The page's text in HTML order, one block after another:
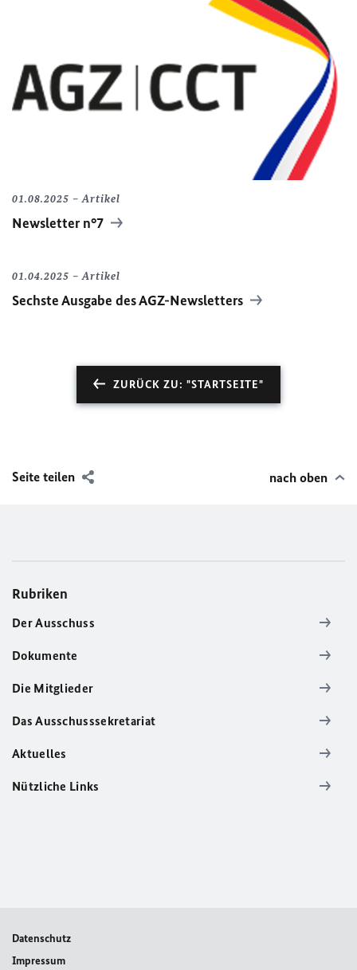
01.08.2025 Artikel
Newsletter n°7
01.04.2025 Artikel
Sechste Ausgabe des AGZ-Newsletters
ZURÜCK ZU: "STARTSEITE"
Seite teilen nach oben
Rubriken
Der Ausschuss
Dokumente
Die Mitglieder
Das Ausschusssekretariat
Aktuelles
Nützliche Links
Datenschutz
Impressum